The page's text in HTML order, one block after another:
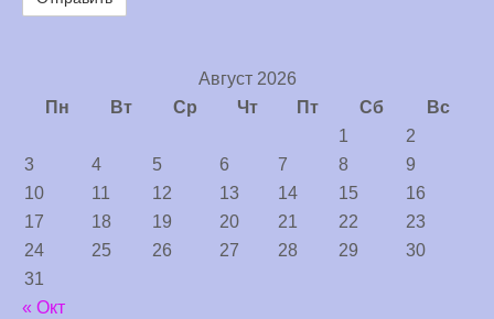
Август 2026
Пн
Вт Ср Чт Пт Сб
Вс
1
2
3
4 5 6 7 8
9
10
11 12 13 14 15
16
17
18 19 20 21 22
23
24
25 26 27 28 29
30
31
« Окт